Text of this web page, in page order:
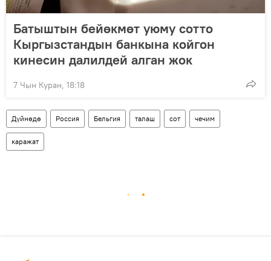
Батыштын бейөкмөт уюму сотто
Кыргызстандын банкына койгон
кинесин далилдей алган жок
7 Чын Куран, 18:18
Дүйнөдө Россия Бельгия талаш сот чечим
каражат